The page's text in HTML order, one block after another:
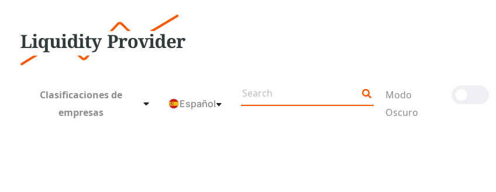
Clasificaciones de
empresas
Español
Modo
Oscuro